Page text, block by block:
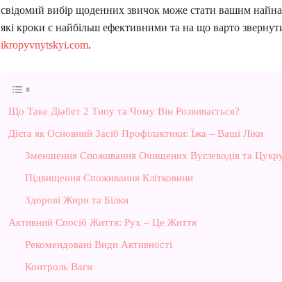
свідомий вибір щоденних звичок може стати вашим
які кроки є найбільш ефективними та на що варто
ikropyvnytskyi.com.
Що Таке Діабет 2 Типу та Чому Він Розвивається?
Дієта як Основний Засіб Профілактики: Їжа – Ваші Ліки
Зменшення Споживання Очищених Вуглеводів та
Підвищення Споживання Клітковини
Здорові Жири та Білки
Активний Спосіб Життя: Рух – Це Життя
Рекомендовані Види Активності
Контроль Ваги